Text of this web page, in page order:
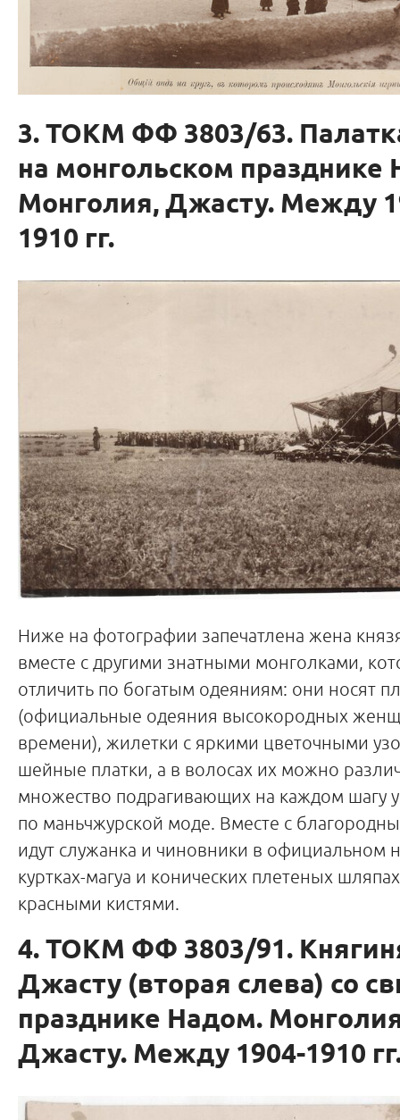
3. ТОКМ ФФ 3803/63.
на монгольском празднике
Монголия, Джасту. Между
1910 гг.
Ниже на фотографии запечатлена жена
вместе с другими знатными монголками,
отличить по богатым одеяниям: они носят
(официальные одеяния высокородных
времени), жилетки с яркими цветочными
шейные платки, а в волосах их можно
множество подрагивающих на каждом шагу
по маньчжурской моде. Вместе с
идут служанка и чиновники в официальном
куртках-магуа и конических плетеных
красными кистями.
4. ТОКМ ФФ 3803/91.
Джасту (вторая слева) со
празднике Надом.
Джасту. Между 1904-1910